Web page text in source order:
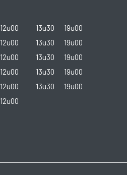
12u00 13u30
19u00
12u00 13u30
19u00
12u00 13u30
19u00
12u00 13u30
19u00
12u00 13u30
19u00
12u00